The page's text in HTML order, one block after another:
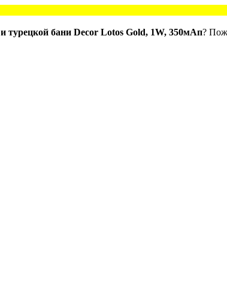
турецкой бани Decor Lotos Gold, 1W, 350мАп?